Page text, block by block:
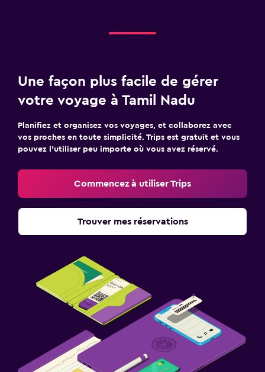
Une façon plus facile de gérer
votre voyage à Tamil Nadu
Planifiez et organisez vos voyages, et collaborez avec
vos proches en toute simplicité. Trips est gratuit et vous
pouvez l’utiliser peu importe où vous avez réservé.
Commencez à utiliser Trips
Trouver mes réservations